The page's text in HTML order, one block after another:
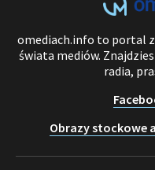
omediach.info to portal
świata mediów.
radia,
Obrazy stockowe